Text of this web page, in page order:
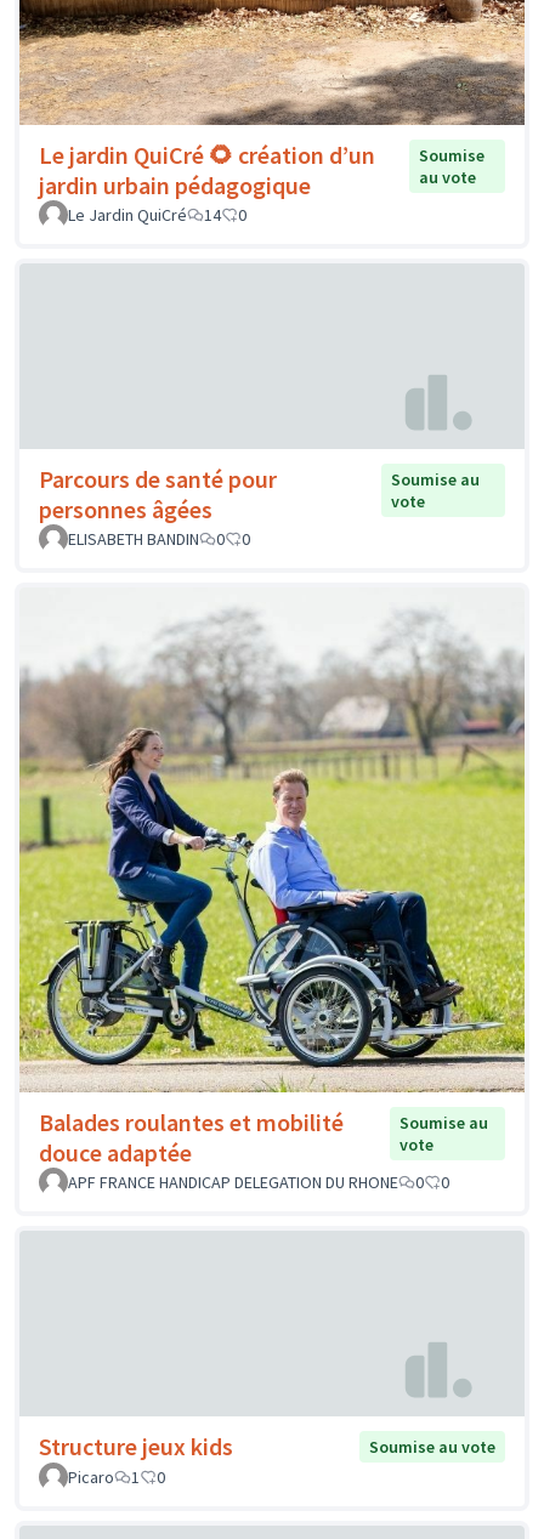
Le jardin QuiCré 🌻 création d’un
jardin urbain pédagogique
Soumise
au vote
Le Jardin QuiCré
14 0
Parcours de santé pour
personnes âgées
Soumise au
vote
ELISABETH BANDIN
0 0
Balades roulantes et mobilité
douce adaptée
Soumise au
vote
APF FRANCE HANDICAP DELEGATION DU RHONE
0 0
Structure jeux kids
Soumise au vote
Picaro
1 0